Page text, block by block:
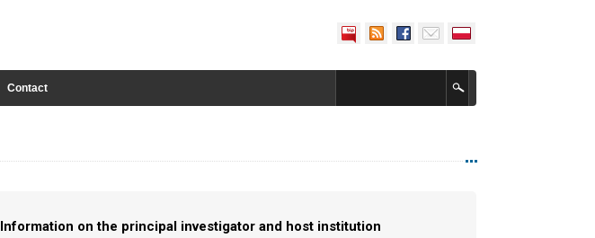
Contact
Information on the principal investigator and host institution